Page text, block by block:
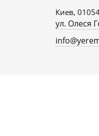
Киев,
ул. Олеся